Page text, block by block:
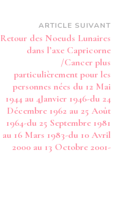
ARTICLE SUIVANT
Retour des Noeuds Lunaires
dans l’axe Capricorne
/Cancer plus
particulièrement pour les
personnes nées du 12 Mai
1944 au 4Janvier 1946-du 24
Décembre 1962 au 25 Août
1964-du 25 Septembre 1981
au 16 Mars 1983-du 10 Avril
2000 au 13 Octobre 2001-